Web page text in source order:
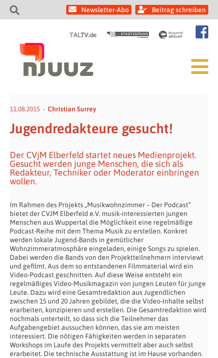
Newsletter-Abo Beitrag schreiben
11.08.2015 Christian Surrey
Jugendredakteure gesucht!
Der CVjM Elberfeld startet neues Medienprojekt.
Gesucht werden junge Menschen, die sich als
Redakteur, Techniker oder Moderator einbringen
wollen.
Im Rahmen des Projekts „Musikwohnzimmer – Der Podcast“
bietet der CVJM Elberfeld e.V. musik-interessierten jungen
Menschen aus Wuppertal die Möglichkeit eine regelmäßige
Podcast-Reihe mit dem Thema Musik zu erstellen. Konkret
werden lokale Jugend-Bands in gemütlicher
Wohnzimmeratmosphäre eingeladen, einige Songs zu spielen.
Dabei werden die Bands von den Projektteilnehmern interviewt
und gefilmt. Aus dem so entstandenen Filmmaterial wird ein
Video-Podcast geschnitten. Auf diese Weise entsteht ein
regelmäßiges Video-Musikmagazin von jungen Leuten für junge
Leute. Dazu wird eine Gesamtredaktion aus Jugendlichen
zwischen 15 und 20 Jahren gebildet, die die Video-Inhalte selbst
erarbeiten, konzipieren und erstellen. Die Gesamtredaktion wird
nochmals unterteilt, so dass sich die Teilnehmer das
Aufgabengebiet aussuchen können, das sie am meisten
interessiert. Die nötigen Fähigkeiten werden in separaten
Workshops im Laufe des Projekts vermittelt aber auch selbst
erarbeitet. Die technische Ausstattung ist im Hause vorhanden.